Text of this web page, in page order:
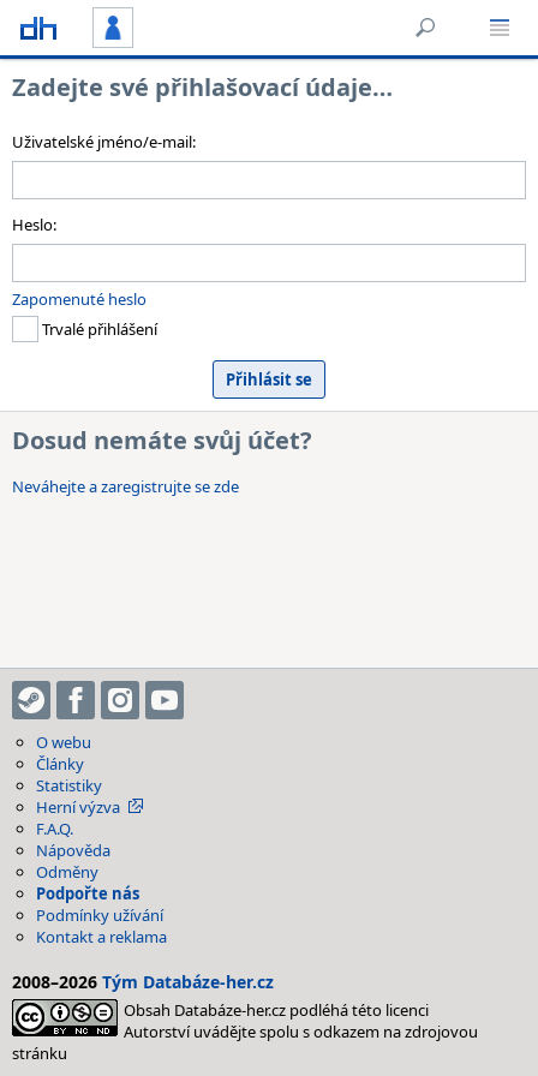
Zadejte své přihlašovací údaje…
Uživatelské jméno/e-mail:
Heslo:
Zapomenuté heslo
Trvalé přihlášení
Dosud nemáte svůj účet?
Neváhejte a zaregistrujte se zde
O webu
Články
Statistiky
Herní výzva
F.A.Q.
Nápověda
Odměny
Podpořte nás
Podmínky užívání
Kontakt a reklama
2008–2026 Tým Databáze-her.cz
Obsah Databáze-her.cz podléhá této licenci
Autorství uvádějte spolu s odkazem na zdrojovou
stránku